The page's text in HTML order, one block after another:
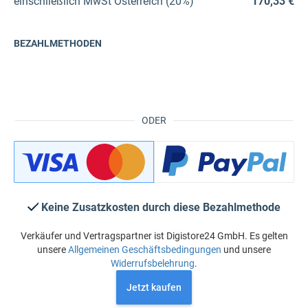
ODER
BEZAHLMETHODEN
Keine Zusatzkosten durch diese Bezahlmethode
Verkäufer und Vertragspartner ist Digistore24 GmbH. Es gelten
unsereAllgemeinen Geschäftsbedingungen und unsere
Widerrufsbelehrung.
Jetzt kaufen